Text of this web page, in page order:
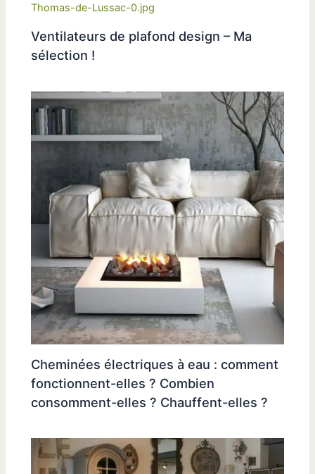
Ventilateurs de plafond design – Ma
sélection !
Cheminées électriques à eau : comment
fonctionnent-elles ? Combien
consomment-elles ? Chauffent-elles ?